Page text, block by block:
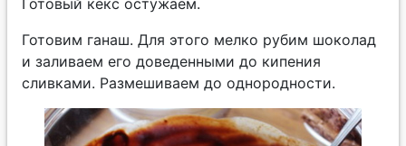
Готовим ганаш. Для этого мелко рубим шоколад
и заливаем его доведенными до кипения
сливками. Размешиваем до однородности.